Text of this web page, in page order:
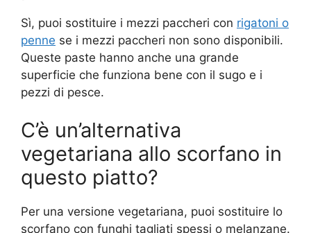
Sì, puoi sostituire i mezzi paccheri con rigatoni o
penne se i mezzi paccheri non sono disponibili.
Queste paste hanno anche una grande
superficie che funziona bene con il sugo e i
pezzi di pesce.
C’è un’alternativa
vegetariana allo scorfano in
questo piatto?
Per una versione vegetariana, puoi sostituire lo
scorfano con funghi tagliati spessi o melanzane.